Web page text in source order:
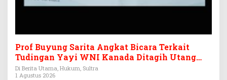
Prof Buyung Sarita Angkat Bicara Terkait
Tudingan Yayi WNI Kanada Ditagih Utang
Rp3,6 Miliar
Di Berita Utama, Hukum, Sultra
1 Agustus 2026